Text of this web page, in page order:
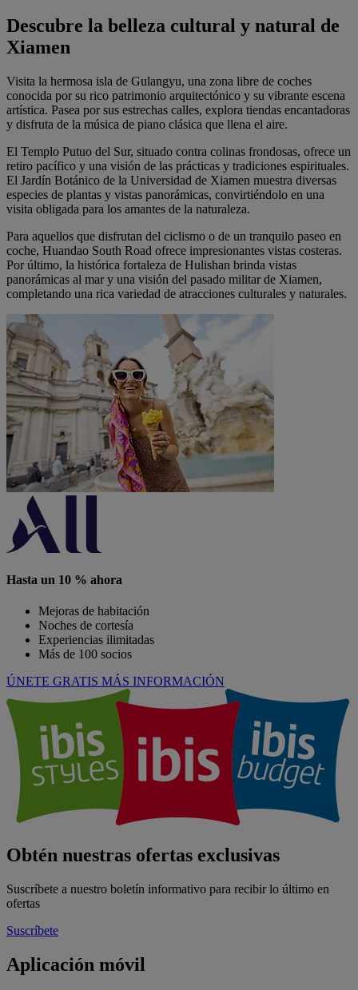
Descubre la belleza cultural y natural de
Xiamen
Visita la hermosa isla de Gulangyu, una zona libre de coches
conocida por su rico patrimonio arquitectónico y su vibrante escena
artística. Pasea por sus estrechas calles, explora tiendas encantadoras
y disfruta de la música de piano clásica que llena el aire.
El Templo Putuo del Sur, situado contra colinas frondosas, ofrece un
retiro pacífico y una visión de las prácticas y tradiciones espirituales.
El Jardín Botánico de la Universidad de Xiamen muestra diversas
especies de plantas y vistas panorámicas, convirtiéndolo en una
visita obligada para los amantes de la naturaleza.
Para aquellos que disfrutan del ciclismo o de un tranquilo paseo en
coche, Huandao South Road ofrece impresionantes vistas costeras.
Por último, la histórica fortaleza de Hulishan brinda vistas
panorámicas al mar y una visión del pasado militar de Xiamen,
completando una rica variedad de atracciones culturales y naturales.
Hasta un 10 % ahora
Mejoras de habitación
Noches de cortesía
Experiencias ilimitadas
Más de 100 socios
ÚNETE GRATIS MÁS INFORMACIÓN
Obtén nuestras ofertas exclusivas
Suscríbete a nuestro boletín informativo para recibir lo último en
ofertas
Suscríbete
Aplicación móvil